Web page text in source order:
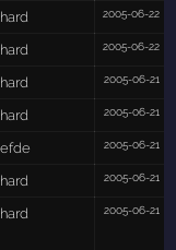
2005-06-22
2005-06-22
2005-06-21
2005-06-21
2005-06-21
2005-06-21
2005-06-21